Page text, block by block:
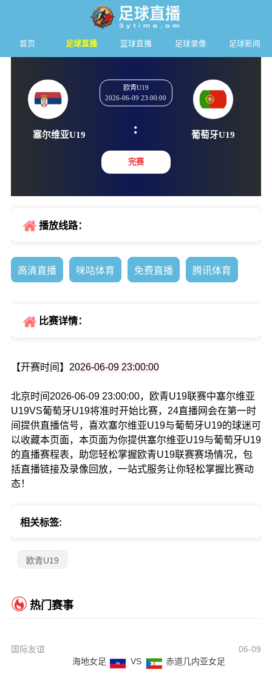
首页 足球直播 篮球直播 足球录像 足球新闻
塞尔维亚U19
欧青U19
2026-06-09 23:00:00
:
完赛
播放线路：
高清直播 咪咕体育 免费直播 腾讯体育
比赛详情：
【开赛时间】 2026-06-09 23:00:00
北京时间2026-06-09 23:00:00，欧青U19联赛中塞尔维亚
U19VS葡萄牙U19将准时开始比赛，24直播网会在第一时
间提供直播信号，喜欢塞尔维亚U19与葡萄牙U19的球迷可
以收藏本页面，本页面为你提供塞尔维亚U19与葡萄牙U19
的直播赛程表，助您轻松掌握欧青U19联赛赛场情况，包
括直播链接及录像回放，一站式服务让你轻松掌握比赛动
态！
相关标签:
欧青U19
热门赛事
国际友谊
06-09
海地女足
VS 赤道几内亚女足